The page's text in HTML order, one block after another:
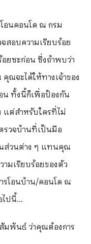
อนคอนโด ณ กรม
สอบความเรียบร้อย
อยซะก่อน ซึ่งถ้าพบว่า
ณจะได้ให้ทางเจ้าของ
อน ทั้งนี้ก็เพื่อป้องกัน
แต่สำหรับใครที่ไม่
รวจบ้านที่เป็นมือ
นส่วนต่าง ๆ แทนคุณ
ามเรียบร้อยของตัว
รโอนบ้าน /คอนโด ณ
ปนี้...
มพันธ์ ว่าคุณต้องการ